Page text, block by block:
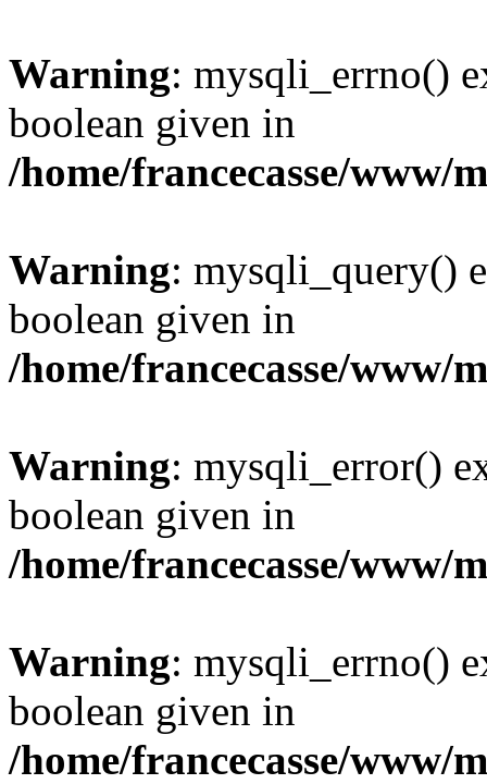
Warning: mysqli_errno()
boolean given in
/home/francecasse/www/
Warning: mysqli_query()
boolean given in
/home/francecasse/www/
Warning: mysqli_error()
boolean given in
/home/francecasse/www/
Warning: mysqli_errno()
boolean given in
/home/francecasse/www/